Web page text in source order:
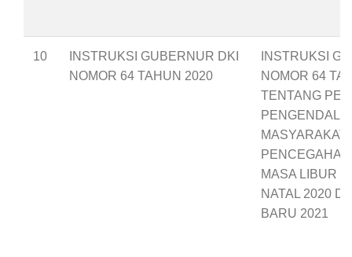
10
INSTRUKSI GUBERNUR DKI
NOMOR 64 TAHUN 2020
INSTRUKSI
NOMOR 64
TENTANG
MASYARAKAT
MASA LIBUR
NATAL 2020
BARU 2021